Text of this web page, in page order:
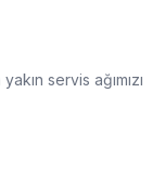
servis ağımızı